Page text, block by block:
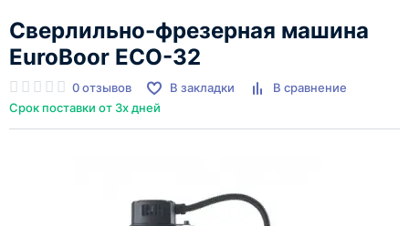
Cверлильно-фрезерная машина
EuroBoor ECO-32
0 отзывов В закладки
В сравнение
Срок поставки от 3х дней